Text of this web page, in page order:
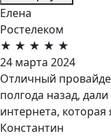
Елена
Ростелеком
★ ★ ★ ★ ★
24 марта 2024
Отличный
полгода назад,
интернета, которая
Константин